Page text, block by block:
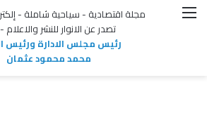
مجلة اقتصادية - سياحية شاملة -
تصدر عن الانوار للنشر والاعلام
رئيس مجلس الادارة ورئيس
محمد محمود عثمان
القائمة